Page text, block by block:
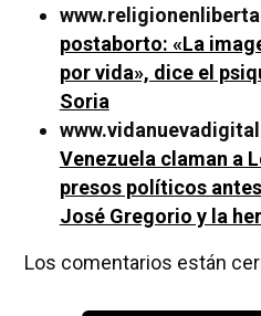
postaborto: «La
por vida», dice el
Soria
Venezuela claman a
presos políticos
José Gregorio y la
Los comentarios están